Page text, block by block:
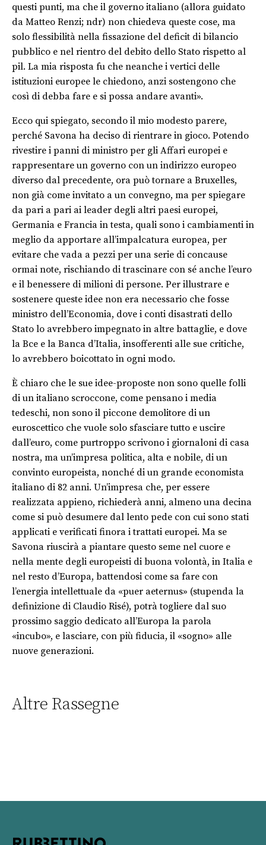
questi punti, ma che il governo italiano (allora guidato
da Matteo Renzi; ndr) non chiedeva queste cose, ma
solo flessibilità nella fissazione del deficit di bilancio
pubblico e nel rientro del debito dello Stato rispetto al
pil. La mia risposta fu che neanche i vertici delle
istituzioni europee le chiedono, anzi sostengono che
così di debba fare e si possa andare avanti».
Ecco qui spiegato, secondo il mio modesto parere,
perché Savona ha deciso di rientrare in gioco. Potendo
rivestire i panni di ministro per gli Affari europei e
rappresentare un governo con un indirizzo europeo
diverso dal precedente, ora può tornare a Bruxelles,
non già come invitato a un convegno, ma per spiegare
da pari a pari ai leader degli altri paesi europei,
Germania e Francia in testa, quali sono i cambiamenti in
meglio da apportare all’impalcatura europea, per
evitare che vada a pezzi per una serie di concause
ormai note, rischiando di trascinare con sé anche l’euro
e il benessere di milioni di persone. Per illustrare e
sostenere queste idee non era necessario che fosse
ministro dell’Economia, dove i conti disastrati dello
Stato lo avrebbero impegnato in altre battaglie, e dove
la Bce e la Banca d’Italia, insofferenti alle sue critiche,
lo avrebbero boicottato in ogni modo.
È chiaro che le sue idee-proposte non sono quelle folli
di un italiano scroccone, come pensano i media
tedeschi, non sono il piccone demolitore di un
euroscettico che vuole solo sfasciare tutto e uscire
dall’euro, come purtroppo scrivono i giornaloni di casa
nostra, ma un’impresa politica, alta e nobile, di un
convinto europeista, nonché di un grande economista
italiano di 82 anni. Un’impresa che, per essere
realizzata appieno, richiederà anni, almeno una decina
come si può desumere dal lento pede con cui sono stati
applicati e verificati finora i trattati europei. Ma se
Savona riuscirà a piantare questo seme nel cuore e
nella mente degli europeisti di buona volontà, in Italia e
nel resto d’Europa, battendosi come sa fare con
l’energia intellettuale da «puer aeternus» (stupenda la
definizione di Claudio Risé), potrà togliere dal suo
prossimo saggio dedicato all’Europa la parola
«incubo», e lasciare, con più fiducia, il «sogno» alle
nuove generazioni.
Altre Rassegne